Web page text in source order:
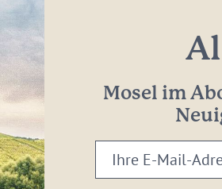
Mosel im
Ihre
E-